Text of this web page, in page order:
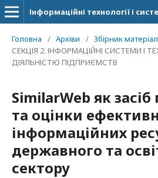
Головна / Архіви / Збірник
СЕКЦІЯ 2. ІНФОРМАЦІЙНІ СИСТЕМИ І
ДІЯЛЬНІСТЮ ПІДПРИЄМСТВ
SimilarWeb як
та оцінки
інформаційних
державного та
сектору